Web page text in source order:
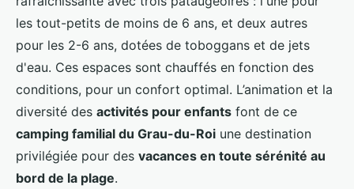
les tout-petits de moins de 6 ans, et deux autres
pour les 2-6 ans, dotées de toboggans et de jets
d'eau. Ces espaces sont chauffés en fonction des
conditions, pour un confort optimal. L’animation et la
diversité des activités pour enfants font de ce
camping familial du Grau-du-Roi une destination
privilégiée pour des vacances en toute sérénité au
bord de la plage.